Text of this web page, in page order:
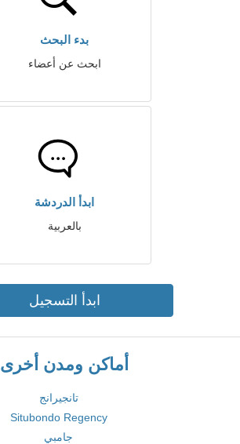
بدء البحث
ابحث عن أعضاء
ابدأ الدردشة
بالعربية
ابدأ التسجيل
أماكن ومدن أخرى
تانجيرانج
Situbondo Regency
جامبي